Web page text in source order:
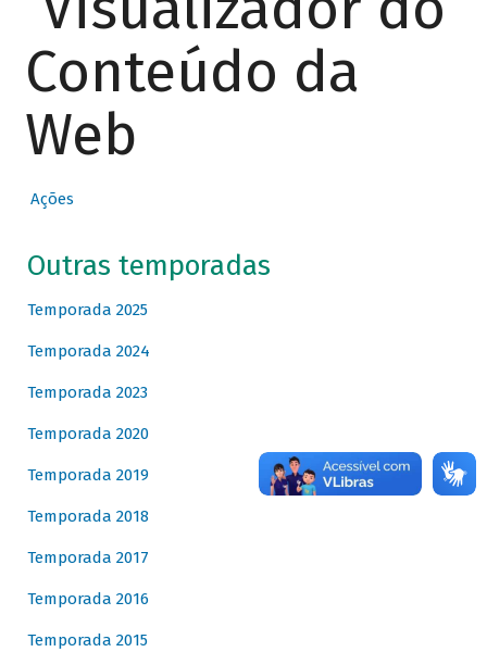
Conteúdo da
Web
Ações
Outras temporadas
Temporada 2025
Temporada 2024
Temporada 2023
Temporada 2020
Temporada 2019
Temporada 2018
Temporada 2017
Temporada 2016
Temporada 2015